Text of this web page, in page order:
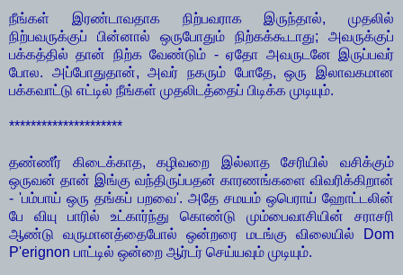
நீங்கள் இரண்டாவதாக நிற்பவராக இருந்தால், முதலில்
நிற்பவருக்குப் பின்னால் ஒருபோதும் நிற்கக்கூடாது; அவருக்குப்
பக்கத்தில் தான் நிற்க வேண்டும் - ஏதோ அவருடனே இருப்பவர்
போல. அப்போதுதான், அவர் நகரும் போதே, ஒரு இலாவகமான
பக்கவாட்டு எட்டில் நீங்கள் முதலிடத்தைப் பிடிக்க முடியும்.
*********************
தண்ணீர் கிடைக்காத, கழிவறை இல்லாத சேரியில் வசிக்கும்
ஒருவன் தான் இங்கு வந்திருப்பதன் காரணங்களை விவரிக்கிறான்
- 'பம்பாய் ஒரு தங்கப் பறவை'. அதே சமயம் ஒபெராய் ஹோட்டலின்
பே வியு பாரில் உட்கார்ந்து கொண்டு மும்பைவாசியின் சராசரி
ஆண்டு வருமானத்தைபோல் ஒன்றரை மடங்கு விலையில் Dom
P'erignon பாட்டில் ஒன்றை ஆர்டர் செய்யவும் முடியும்.